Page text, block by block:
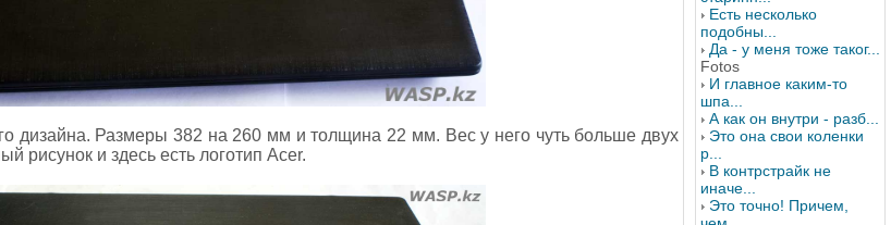
дизайна. Размеры 382 на 260 мм и толщина 22 мм. Вес у него чуть больше двух
рисунок и здесь есть логотип Acer.
Есть несколько
подобны...
Да - у меня тоже таког...
Fotos
И главное каким-то
шпа...
А как он внутри - разб...
Это она свои коленки
р...
В контрстрайк не
иначе...
Это точно! Причем,